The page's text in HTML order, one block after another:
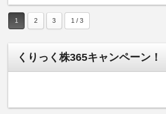
1 2 3 1 / 3
くりっく株365キャンペーン！